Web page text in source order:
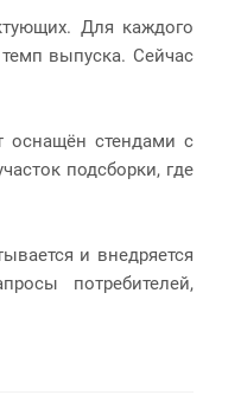
Для каждого
выпуска. Сейчас
оснащён стендами с
подсборки, где
и внедряется
потребителей,